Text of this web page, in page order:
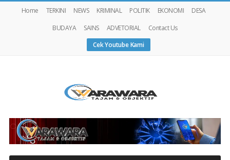
Home TERKINI NEWS KRIMINAL POLITIK EKONOMI
DESA
BUDAYA
SAINS ADVETORIAL
Contact Us
Cek Youtube Kami
Warawaranews